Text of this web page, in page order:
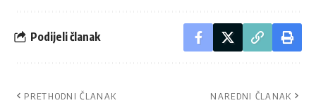
Podijeli članak
PRETHODNI ČLANAK NAREDNI ČLANAK